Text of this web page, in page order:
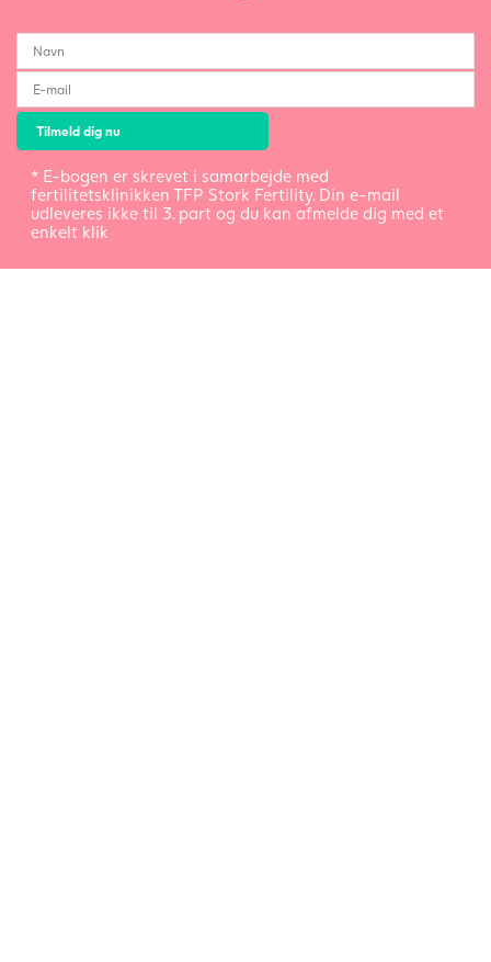
* E-bogen er skrevet i samarbejde med
fertilitetsklinikken TFP Stork Fertility. Din e-mail
udleveres ikke til 3. part og du kan afmelde dig med et
enkelt klik